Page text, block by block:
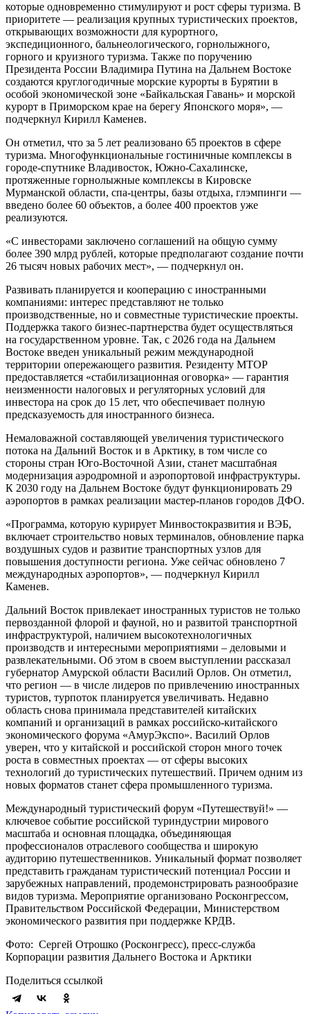
которые одновременно стимулируют и рост сферы туризма. В
приоритете — реализация крупных туристических проектов,
открывающих возможности для курортного,
экспедиционного, бальнеологического, горнолыжного,
горного и круизного туризма. Также по поручению
Президента России Владимира Путина на Дальнем Востоке
создаются круглогодичные морские курорты в Бурятии в
особой экономической зоне «Байкальская Гавань» и морской
курорт в Приморском крае на берегу Японского моря», —
подчеркнул Кирилл Каменев.
Он отметил, что за 5 лет реализовано 65 проектов в сфере
туризма. Многофункциональные гостиничные комплексы в
городе-спутнике Владивосток, Южно-Сахалинске,
протяженные горнолыжные комплексы в Кировске
Мурманской области, спа-центры, базы отдыха, глэмпинги —
введено более 60 объектов, а более 400 проектов уже
реализуются.
«С инвесторами заключено соглашений на общую сумму
более 390 млрд рублей, которые предполагают создание почти
26 тысяч новых рабочих мест», — подчеркнул он.
Развивать планируется и кооперацию с иностранными
компаниями: интерес представляют не только
производственные, но и совместные туристические проекты.
Поддержка такого бизнес-партнерства будет осуществляться
на государственном уровне. Так, с 2026 года на Дальнем
Востоке введен уникальный режим международной
территории опережающего развития. Резиденту МТОР
предоставляется «стабилизационная оговорка» — гарантия
неизменности налоговых и регуляторных условий для
инвестора на срок до 15 лет, что обеспечивает полную
предсказуемость для иностранного бизнеса.
Немаловажной составляющей увеличения туристического
потока на Дальний Восток и в Арктику, в том числе со
стороны стран Юго-Восточной Азии, станет масштабная
модернизация аэродромной и аэропортовой инфраструктуры.
К 2030 году на Дальнем Востоке будут функционировать 29
аэропортов в рамках реализации мастер-планов городов ДФО.
«Программа, которую курирует Минвостокразвития и ВЭБ,
включает строительство новых терминалов, обновление парка
воздушных судов и развитие транспортных узлов для
повышения доступности региона. Уже сейчас обновлено 7
международных аэропортов», — подчеркнул Кирилл
Каменев.
Дальний Восток привлекает иностранных туристов не только
первозданной флорой и фауной, но и развитой транспортной
инфраструктурой, наличием высокотехнологичных
производств и интересными мероприятиями – деловыми и
развлекательными. Об этом в своем выступлении рассказал
губернатор Амурской области Василий Орлов. Он отметил,
что регион — в числе лидеров по привлечению иностранных
туристов, турпоток планируется увеличивать. Недавно
область снова принимала представителей китайских
компаний и организаций в рамках российско-китайского
экономического форума «АмурЭкспо». Василий Орлов
уверен, что у китайской и российской сторон много точек
роста в совместных проектах — от сферы высоких
технологий до туристических путешествий. Причем одним из
новых форматов станет сфера промышленного туризма.
Международный туристический форум «Путешествуй!» —
ключевое событие российской туриндустрии мирового
масштаба и основная площадка, объединяющая
профессионалов отраслевого сообщества и широкую
аудиторию путешественников. Уникальный формат позволяет
представить гражданам туристический потенциал России и
зарубежных направлений, продемонстрировать разнообразие
видов туризма. Мероприятие организовано Росконгрессом,
Правительством Российской Федерации, Министерством
экономического развития при поддержке КРДВ.
Фото: Сергей Отрошко (Росконгресс), пресс-служба
Корпорации развития Дальнего Востока и Арктики
Поделиться ссылкой